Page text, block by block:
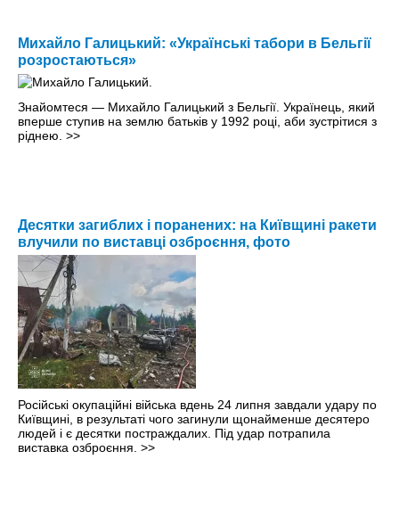
Михайло Галицький: «Українські табори в Бельгії
розростаються»
Знайомтеся — Михайло Галицький з Бельгії. Українець, який
вперше ступив на землю батьків у 1992 році, аби зустрітися з
ріднею. >>
Десятки загиблих і поранених: на Київщині ракети
влучили по виставці озброєння, фото
Російські окупаційні війська вдень 24 липня завдали удару по
Київщині, в результаті чого загинули щонайменше десятеро
людей і є десятки постраждалих. Під удар потрапила
виставка озброєння. >>